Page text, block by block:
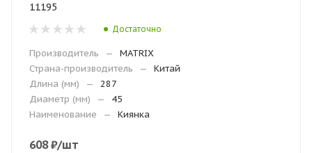
11195
Достаточно
Производитель —
MATRIX
Страна-производитель
—
Китай
Длина (мм)
—
287
Диаметр (мм)
—
45
Наименование
— Киянка
608₽/шт